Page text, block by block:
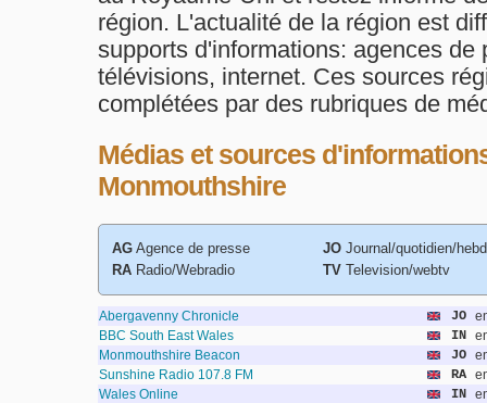
région. L'actualité de la région est
supports d'informations: agences de
télévisions, internet. Ces sources
complétées par des rubriques de
Médias et sources
Monmouthshire
AG Agence de presse
RA Radio/Webradio
JO Journal/quotidien/
TV Television/webtv
Abergavenny Chronicle JO
BBC South East Wales
IN
Monmouthshire Beacon
JO
Sunshine Radio 107.8 FM
RA
Wales Online
IN